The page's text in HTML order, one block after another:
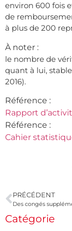
environ 600 fois
de
à plus de 200
À noter :
le nombre de
quant à lui,
2016).
Référence :
Rapport
Référence :
Cahier
PRÉCÉDENT
Catégorie